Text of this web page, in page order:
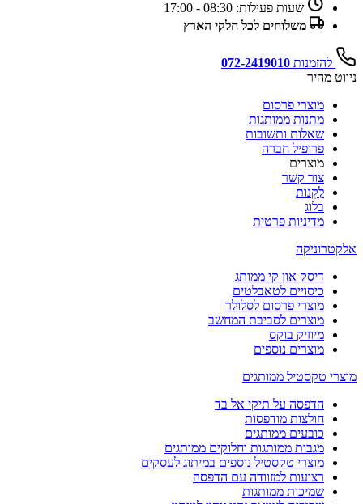
שעות פעילות: 08:30 - 17:00
משלוחים לכל חלקי הארץ
להזמנות 072-2419010
ניווט מהיר
מוצרי פרסום
מתנות ממותגות
שאלות ותשובות
פרופיל חברה
מוצרים
צור קשר
לִקְנוֹת
בלוג
מדיניות פרטית
אלקטרוניקה
דיסק און קי ממותג
כיסויים לטאבלטים
מוצרי פרסום לסלולר
מוצרים לסביבת המחשב
מיוזיק בוקס
מוצרים נוספים
מוצרי טקסטיל ממותגים
הדפסה על תיקי אל בד
חולצות מודפסות
כובעים ממותגים
מגבות ממותגות וחלוקים ממותגים
מוצרי טקסטיל נוספים במיתוג לעסקים
רצועות למזוודה עם הדפסה
שמיכות ממותגות